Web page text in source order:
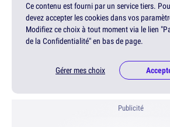
Ce contenu est fourni par un service tiers.
devez accepter les cookies dans vos
Modifiez ce choix à tout moment via le lien
de la Confidentialité" en bas de page.
Gérer mes choix
Publicité